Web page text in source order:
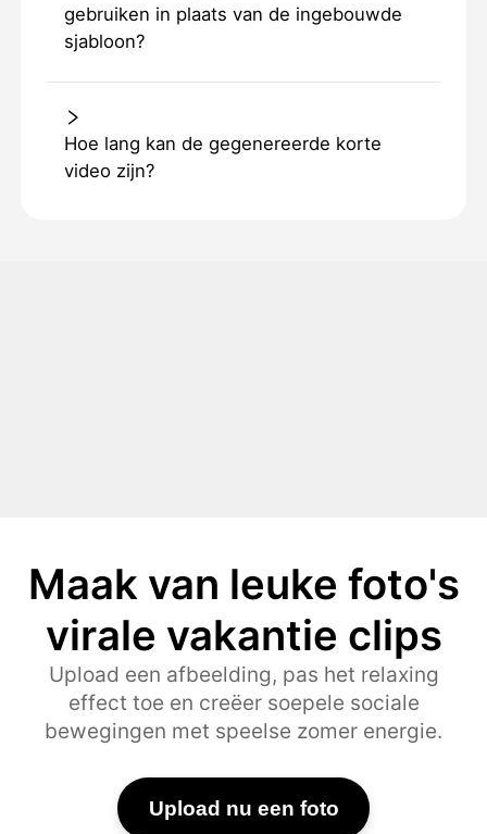
gebruiken in plaats van de ingebouwde
sjabloon?
Hoe lang kan de gegenereerde korte
video zijn?
Maak van leuke foto's
virale vakantie clips
Upload een afbeelding, pas het relaxing
effect toe en creëer soepele sociale
bewegingen met speelse zomer energie.
Upload nu een foto